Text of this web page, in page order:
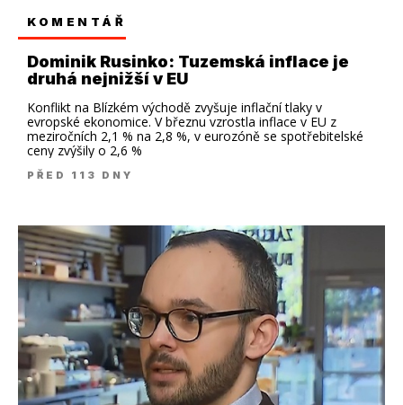
KOMENTÁŘ
Dominik Rusinko: Tuzemská inflace je
druhá nejnižší v EU
Konflikt na Blízkém východě zvyšuje inflační tlaky v
evropské ekonomice. V březnu vzrostla inflace v EU z
meziročních 2,1 % na 2,8 %, v eurozóně se spotřebitelské
ceny zvýšily o 2,6 %
PŘED 113 DNY